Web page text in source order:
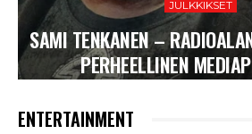
JULKKIKSET
SAMI TENKANEN –
PERHEELLINEN
ENTERTAINMENT